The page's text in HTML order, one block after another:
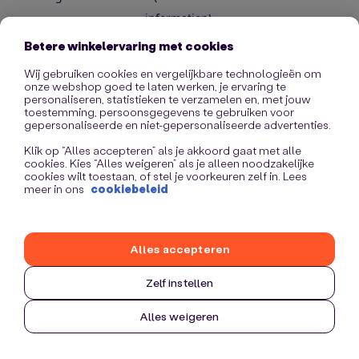
information).
Betere winkelervaring met cookies
Wij gebruiken cookies en vergelijkbare technologieën om
onze webshop goed te laten werken, je ervaring te
personaliseren, statistieken te verzamelen en, met jouw
toestemming, persoonsgegevens te gebruiken voor
gepersonaliseerde en niet-gepersonaliseerde advertenties.
Klik op “Alles accepteren” als je akkoord gaat met alle
cookies. Kies “Alles weigeren” als je alleen noodzakelijke
cookies wilt toestaan, of stel je voorkeuren zelf in. Lees
meer in ons cookiebeleid
Zelf instellen
Alles weigeren
Alles accepteren